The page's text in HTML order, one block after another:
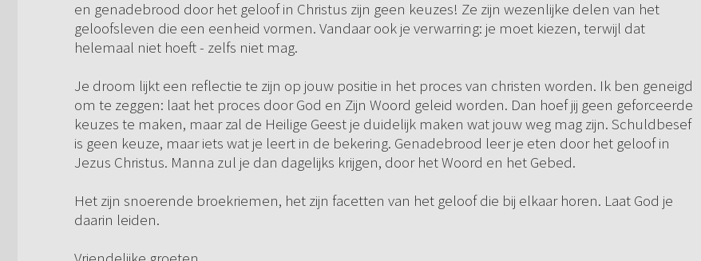
en genadebrood door het geloof in Christus zijn geen keuzes! Ze zijn wezenlijke delen van het
geloofsleven die een eenheid vormen. Vandaar ook je verwarring: je moet kiezen, terwijl dat
helemaal niet hoeft - zelfs niet mag.
Je droom lijkt een reflectie te zijn op jouw positie in het proces van christen worden. Ik ben geneigd
om te zeggen: laat het proces door God en Zijn Woord geleid worden. Dan hoef jij geen geforceerde
keuzes te maken, maar zal de Heilige Geest je duidelijk maken wat jouw weg mag zijn. Schuldbesef
is geen keuze, maar iets wat je leert in de bekering. Genadebrood leer je eten door het geloof in
Jezus Christus. Manna zul je dan dagelijks krijgen, door het Woord en het Gebed.
Het zijn snoerende broekriemen, het zijn facetten van het geloof die bij elkaar horen. Laat God je
daarin leiden.